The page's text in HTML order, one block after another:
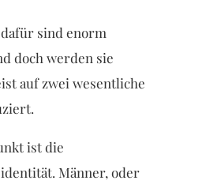
sind enorm
doch werden sie
auf zwei wesentliche
ist die
Männer, oder